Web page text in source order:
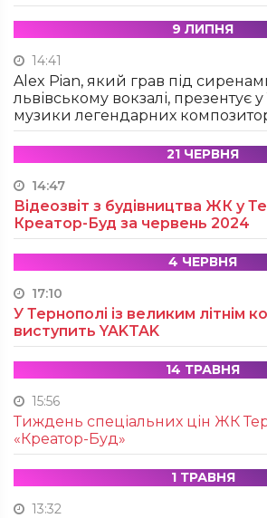
9 ЛИПНЯ
14:41
Alex Pian, який грав під
львівському вокзалі, презентує
музики легендарних
21 ЧЕРВНЯ
14:47
Відеозвіт з будівництва ЖК у
Креатор-Буд за червень 2024
4 ЧЕРВНЯ
17:10
У Тернополі із великим літнім
виступить YAKTAK
14 ТРАВНЯ
15:56
Тиждень спеціальних цін ЖК
«Креатор-Буд»
1 ТРАВНЯ
13:32